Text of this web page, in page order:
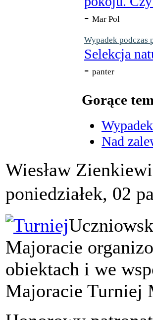
- Mar Pol
Wypadek podczas
Selekcja
- panter
Gorące
Nad
Wiesław
poniedziałek, 02
Majoracie
obiektach i we
Majoracie Turniej